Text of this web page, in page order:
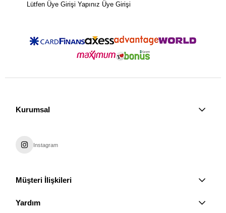
Lütfen Üye Girişi Yapınız Üye Girişi
Kurumsal
Instagram
Müşteri İlişkileri
Yardım